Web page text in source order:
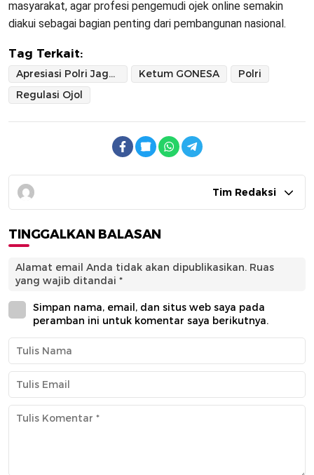
masyarakat, agar profesi pengemudi ojek online semakin
diakui sebagai bagian penting dari pembangunan nasional.
Tag Terkait:
Apresiasi Polri Jaga Kamtibmas Ketum GONESA
Polri
Regulasi Ojol
Tim Redaksi
TINGGALKAN BALASAN
Alamat email Anda tidak akan dipublikasikan. Ruas
yang wajib ditandai *
Simpan nama, email, dan situs web saya pada
peramban ini untuk komentar saya berikutnya.